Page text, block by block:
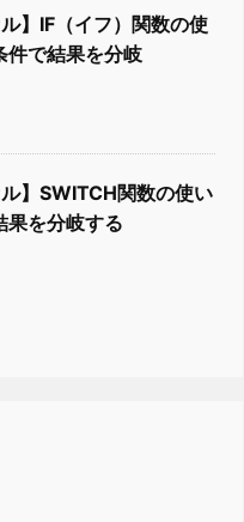
】IF（イフ）関数の使
件で結果を分岐
ル】SWITCH関数の使い
果を分岐する